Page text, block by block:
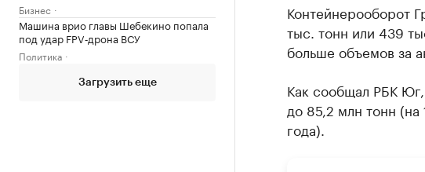
Бизнес
Машина врио главы Шебекино попала
под удар FPV‑дрона ВСУ
Политика
Загрузить еще
Контейнерооборот
тыс. тонн или 439
больше объемов за
Как сообщал РБК Юг,
до 85,2 млн тонн (на
года).